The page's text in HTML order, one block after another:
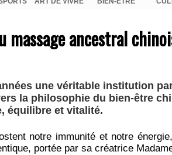
massage ancestral
une véritable institution
la philosophie du bien-être
équilibre et vitalité.
notre immunité et notre
portée par sa créatrice